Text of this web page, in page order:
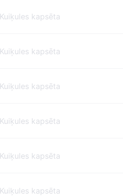
Kuiķules kapsēta
Kuiķules kapsēta
Kuiķules kapsēta
Kuiķules kapsēta
Kuiķules kapsēta
Kuiķules kapsēta